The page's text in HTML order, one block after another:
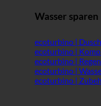
Wasser sparen
ecoturbino |
ecoturbino |
ecoturbino |
ecoturbino |
ecoturbino |